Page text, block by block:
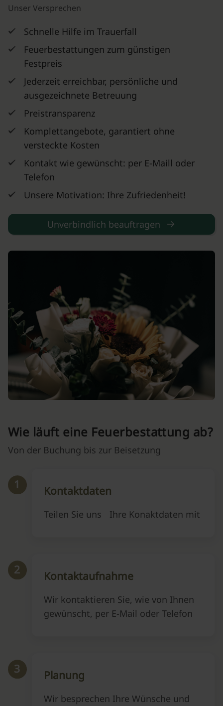
Unser Versprechen
Schnelle Hilfe im Trauerfall
Feuerbestattungen zum günstigen
Festpreis
Jederzeit erreichbar, persönliche und
ausgezeichnete Betreuung
Preistransparenz
Komplettangebote, garantiert ohne
versteckte Kosten
Kontakt wie gewünscht: per E-Maill oder
Telefon
Unsere Motivation: Ihre Zufriedenheit!
Unverbindlich beauftragen
Wie läuft eine Feuerbestattung ab?
Von der Buchung bis zur Beisetzung
1 Kontaktdaten
Teilen Sie uns Ihre Konaktdaten mit
2 Kontaktaufnahme
Wir kontaktieren Sie, wie von Ihnen
gewünscht, per E-Mail oder Telefon
3 Planung
Wir besprechen Ihre Wünsche und